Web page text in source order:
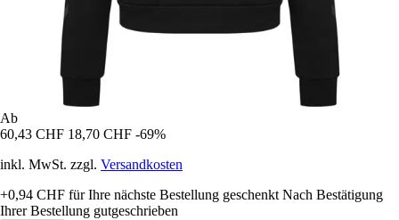
Ab
60,43 CHF 18,70 CHF -69%
inkl. MwSt. zzgl. Versandkosten
+0,94 CHF für Ihre nächste Bestellung geschenkt Nach Bestätigung
Ihrer Bestellung gutgeschrieben